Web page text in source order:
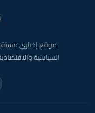
موقع إخباري مستقل
السياسية